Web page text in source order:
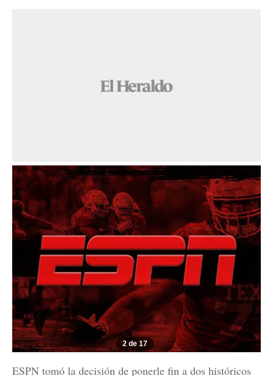
2 de 17
ESPN tomó la decisión de ponerle fin a dos históricos